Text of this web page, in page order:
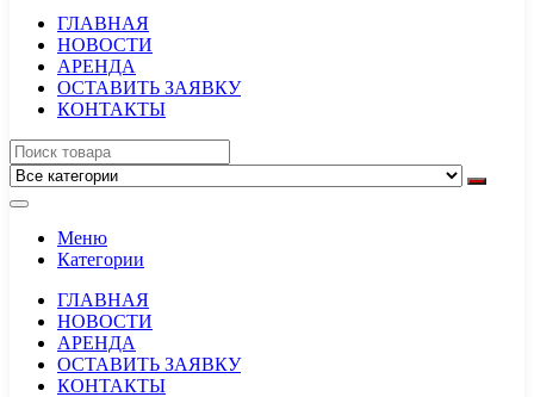
ГЛАВНАЯ
НОВОСТИ
АРЕНДА
ОСТАВИТЬ ЗАЯВКУ
КОНТАКТЫ
Меню
Категории
ГЛАВНАЯ
НОВОСТИ
АРЕНДА
ОСТАВИТЬ ЗАЯВКУ
КОНТАКТЫ